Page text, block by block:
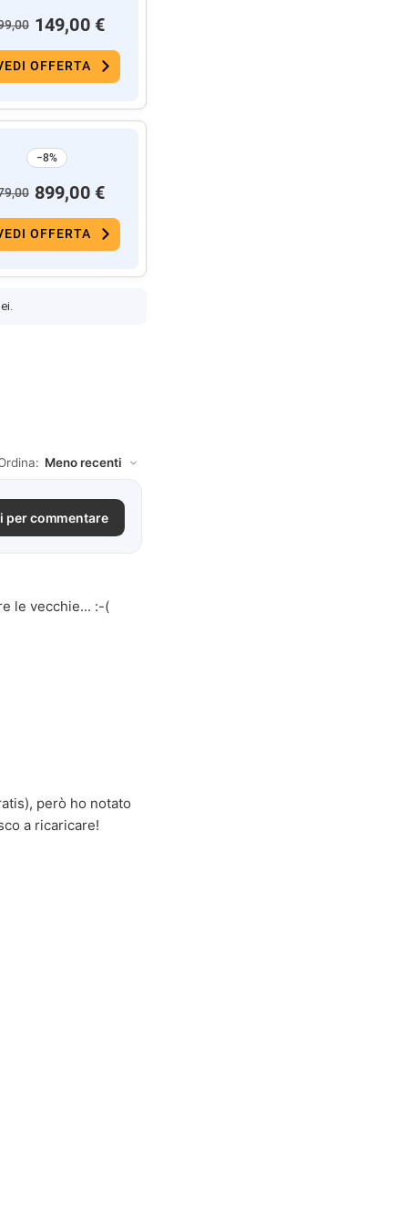
149,00 €
OFFERTA
−8%
899,00 €
OFFERTA
per commentare
le vecchie... :-(
però ho notato
a ricaricare!